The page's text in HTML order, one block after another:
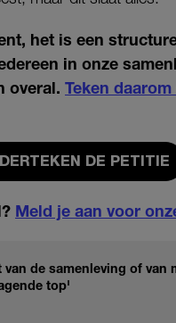
het is een
in onze
overal. Teken
DE PETITIE
Meld je aan voor
van de samenleving of
top'